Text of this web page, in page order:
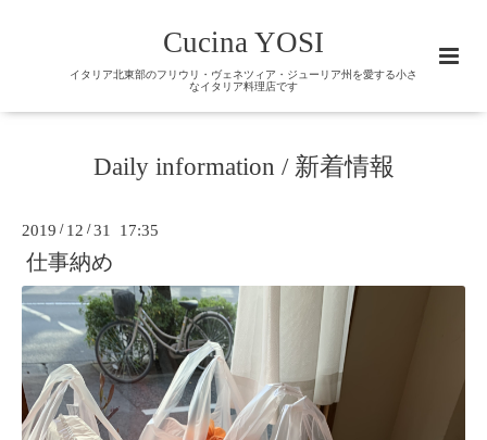
Cucina YOSI
イタリア北東部のフリウリ・ヴェネツィア・ジューリア州を愛する小さ
なイタリア料理店です
Daily information / 新着情報
2019 / 12 /31 17:35
仕事納め